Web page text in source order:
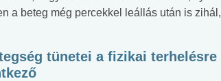
a beteg még percekkel leállás után is zihál,
tünetei a fizikai terhelésre